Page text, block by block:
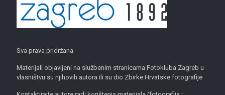
Sva prava pridržana
Materijali objavljeni na službenim stranicama Fotokluba Zagreb u
vlasništvu su njihovih autora ili su dio Zbirke Hrvatske fotografije